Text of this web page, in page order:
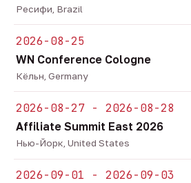
Ресифи, Brazil
2026-08-25
WN Conference Cologne
Кёльн, Germany
2026-08-27 - 2026-08-28
Affiliate Summit East 2026
Нью-Йорк, United States
2026-09-01 - 2026-09-03